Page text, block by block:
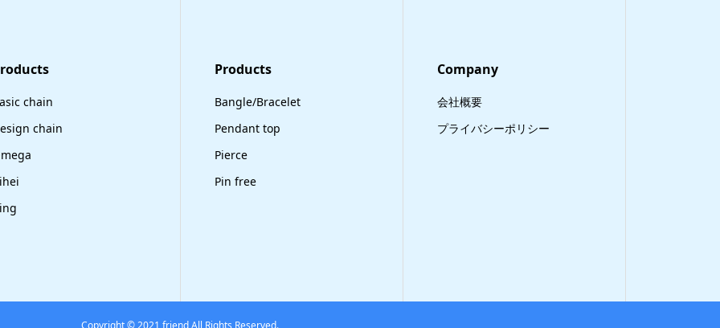
chain
chain
​Products
Bangle/Bracelet
Pendant top
Pierce
Pin free
Company
会社概要
プライバシーポリシー